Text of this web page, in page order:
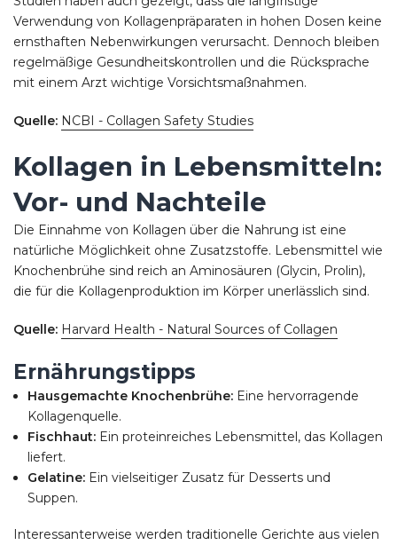
Verwendung von Kollagenpräparaten in hohen Dosen keine
ernsthaften Nebenwirkungen verursacht. Dennoch bleiben
regelmäßige Gesundheitskontrollen und die Rücksprache
mit einem Arzt wichtige Vorsichtsmaßnahmen.
Quelle: NCBI - Collagen Safety Studies
Kollagen in Lebensmitteln:
Vor- und Nachteile
Die Einnahme von Kollagen über die Nahrung ist eine
natürliche Möglichkeit ohne Zusatzstoffe. Lebensmittel wie
Knochenbrühe sind reich an Aminosäuren (Glycin, Prolin),
die für die Kollagenproduktion im Körper unerlässlich sind.
Quelle: Harvard Health - Natural Sources of Collagen
Ernährungstipps
Hausgemachte Knochenbrühe: Eine hervorragende
Kollagenquelle.
Fischhaut: Ein proteinreiches Lebensmittel, das Kollagen
liefert.
Gelatine: Ein vielseitiger Zusatz für Desserts und
Suppen.
Interessanterweise werden traditionelle Gerichte aus vielen